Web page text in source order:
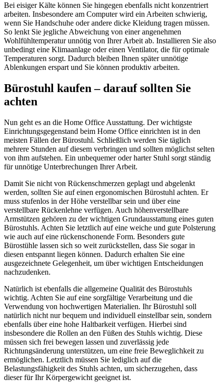
Bei eisiger Kälte können Sie hingegen ebenfalls nicht konzentriert
arbeiten. Insbesondere am Computer wird ein Arbeiten schwierig,
wenn Sie Handschuhe oder andere dicke Kleidung tragen müssen.
So lenkt Sie jegliche Abweichung von einer angenehmen
Wohlfühltemperatur unnötig von Ihrer Arbeit ab. Installieren Sie also
unbedingt eine Klimaanlage oder einen Ventilator, die für optimale
Temperaturen sorgt. Dadurch bleiben Ihnen später unnötige
Ablenkungen erspart und Sie können produktiv arbeiten.
Bürostuhl kaufen – darauf sollten Sie
achten
Nun geht es an die Home Office Ausstattung. Der wichtigste
Einrichtungsgegenstand beim Home Office einrichten ist in den
meisten Fällen der Bürostuhl. Schließlich werden Sie täglich
mehrere Stunden auf diesem verbringen und sollten möglichst selten
von ihm aufstehen. Ein unbequemer oder harter Stuhl sorgt ständig
für unnötige Unterbrechungen Ihrer Arbeit.
Damit Sie nicht von Rückenschmerzen geplagt und abgelenkt
werden, sollten Sie auf einen ergonomischen Bürostuhl achten. Er
muss stufenlos in der Höhe verstellbar sein und über eine
verstellbare Rückenlehne verfügen. Auch höhenverstellbare
Armstützen gehören zu der wichtigen Grundausstattung eines guten
Bürostuhls. Achten Sie letztlich auf eine weiche und gute Polsterung
wie auch auf eine rückenschonende Form. Besonders gute
Bürostühle lassen sich so weit zurückstellen, dass Sie sogar in
diesen entspannt liegen können. Dadurch erhalten Sie eine
ausgezeichnete Gelegenheit, um über wichtigen Entscheidungen
nachzudenken.
Natürlich ist ebenfalls die allgemeine Qualität des Bürostuhls
wichtig. Achten Sie auf eine sorgfältige Verarbeitung und die
Verwendung von hochwertigen Materialien. Ihr Bürostuhl soll
natürlich nicht nur bequem und individuell einstellbar sein, sondern
ebenfalls über eine hohe Haltbarkeit verfügen. Hierbei sind
insbesondere die Rollen an den Füßen des Stuhls wichtig. Diese
müssen sich frei bewegen lassen und zuverlässig jede
Richtungsänderung unterstützen, um eine freie Beweglichkeit zu
ermöglichen. Letztlich müssen Sie lediglich auf die
Belastungsfähigkeit des Stuhls achten, um sicherzugehen, dass
dieser für Ihr Körpergewicht geeignet ist.